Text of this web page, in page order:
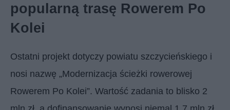
popularną trasę Rowerem Po
Kolei
Ostatni projekt dotyczy powiatu szczycieńskiego i
nosi nazwę „Modernizacja ścieżki rowerowej
Rowerem Po Kolei”. Wartość zadania to blisko 2